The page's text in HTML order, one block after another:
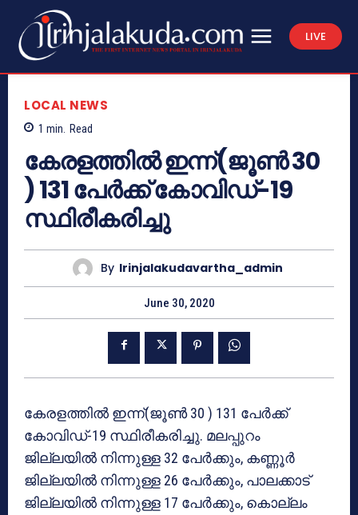
LIVE
LOCAL NEWS
1 min. Read
കേരളത്തില്‍ ഇന്ന്(ജൂൺ 30
) 131 പേര്‍ക്ക് കോവിഡ്-19
സ്ഥിരീകരിച്ചു
By Irinjalakudavartha_admin
June 30, 2020
കേരളത്തില്‍ ഇന്ന്(ജൂൺ 30 ) 131 പേര്‍ക്ക്
കോവിഡ്-19 സ്ഥിരീകരിച്ചു. മലപ്പുറം
ജില്ലയില്‍ നിന്നുള്ള 32 പേര്‍ക്കും, കണ്ണൂര്‍
ജില്ലയില്‍ നിന്നുള്ള 26 പേര്‍ക്കും, പാലക്കാട്
ജില്ലയില്‍ നിന്നുള്ള 17 പേര്‍ക്കും, കൊല്ലം